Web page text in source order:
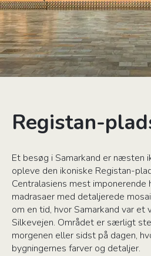
Registan-
Et besøg i Samarkand er næsten
opleve den ikoniske Registan-
Centralasiens mest
madrasaer med detaljerede
om en tid, hvor Samarkand var et
Silkevejen. Området er særligt
morgenen eller sidst på dagen,
bygningernes farver og detaljer.